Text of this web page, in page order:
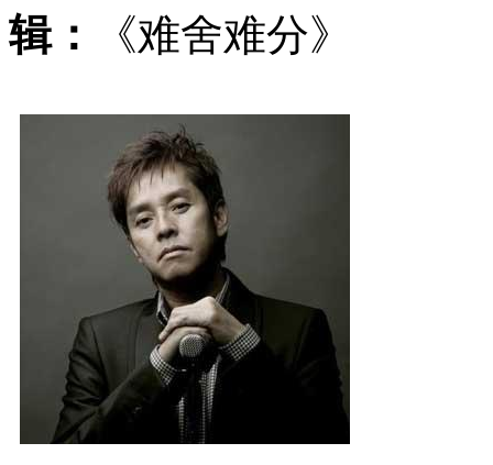
辑：
《难舍难分》